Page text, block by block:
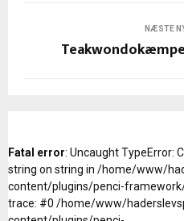
NÆSTE
Fatal error: Uncaught TypeError:
string on string in /home/www/
content/plugins/penci-
trace: #0 /home/www/